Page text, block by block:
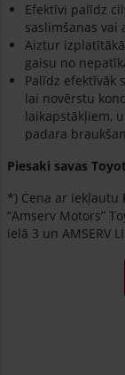
Efektīvi palīdz
saslimšanas vai
Aiztur
gaisu no
Palīdz efektīvāk
lai novērstu
laikapstākļiem,
padara
Piesaki savas
*) Cena ar iekļautu
“Amserv Motors”
ielā 3 un AMSERV